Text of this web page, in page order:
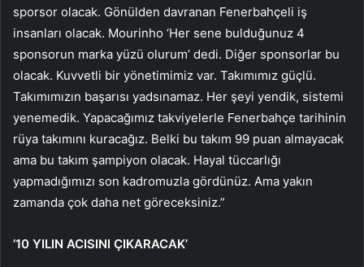
sporsor olacak. Gönülden davranan Fenerbahçeli iş
insanları olacak. Mourinho ‘Her sene bulduğunuz 4
sponsorun marka yüzü olurum’ dedi. Diğer sponsorlar bu
olacak. Kuvvetli bir yönetimimiz var. Takımımız güçlü.
Takımımızın başarısı yadsınamaz. Her şeyi yendik, sistemi
yenemedik. Yapacağımız takviyelerle Fenerbahçe tarihinin
rüya takımını kuracağız. Belki bu takım 99 puan almayacak
ama bu takım şampiyon olacak. Hayal tüccarlığı
yapmadığımızı son kadromuzla gördünüz. Ama yakın
zamanda çok daha net göreceksiniz.”
’10 YILIN ACISINI ÇIKARACAK’